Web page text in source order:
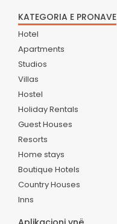
KATEGORIA E PRONAVE
Hotel
Apartments
Studios
Villas
Hostel
Holiday Rentals
Guest Houses
Resorts
Home stays
Boutique Hotels
Country Houses
Inns